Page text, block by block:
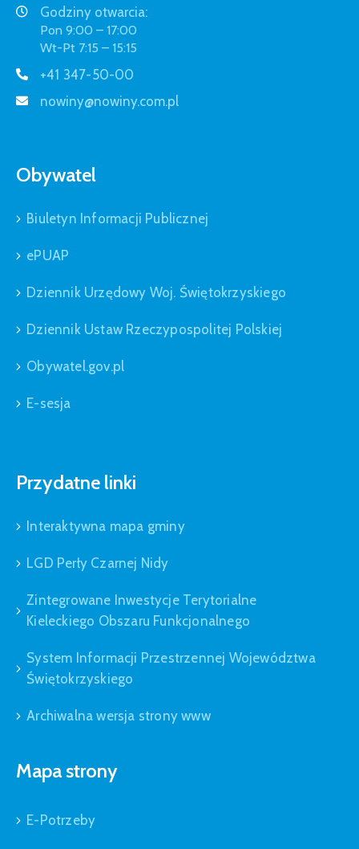
Godziny otwarcia:
Pon 9:00 – 17:00
Wt-Pt 7:15 – 15:15
+41 347-50-00
nowiny@nowiny.com.pl
Obywatel
Biuletyn Informacji Publicznej
ePUAP
Dziennik Urzędowy Woj. Świętokrzyskiego
Dziennik Ustaw Rzeczypospolitej Polskiej
Obywatel.gov.pl
E-sesja
Przydatne linki
Interaktywna mapa gminy
LGD Perły Czarnej Nidy
Zintegrowane Inwestycje Terytorialne
Kieleckiego Obszaru Funkcjonalnego
System Informacji Przestrzennej Województwa
Świętokrzyskiego
Archiwalna wersja strony www
Mapa strony
E-Potrzeby